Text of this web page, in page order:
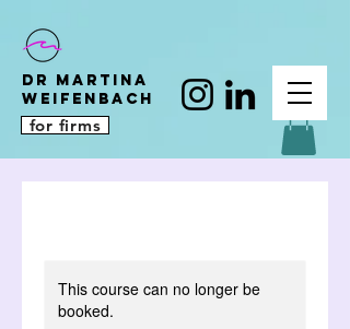
DR MARTINA
WEIFENBACH
for firms
This course can no longer be
booked.